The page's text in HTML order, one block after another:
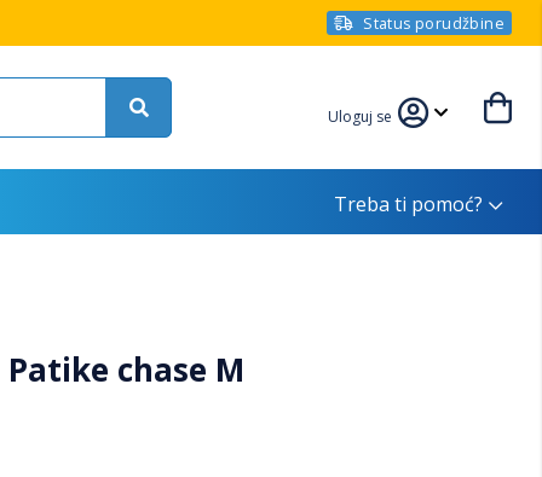
Status porudžbine
Uloguj se
Treba ti pomoć?
Patike chase M